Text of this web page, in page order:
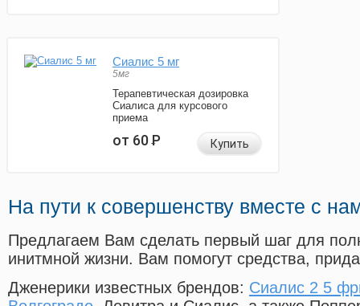
Сиалис 5 мг
5мг
Терапевтическая дозировка
Сиалиса для курсового
приема
от 60Р Купить
На пути к совершенству вместе с
Предлагаем Вам сделать первый шаг для
инитмной жизни. Вам помогут средства,
Дженерики известных брендов: Сиалис 2 5